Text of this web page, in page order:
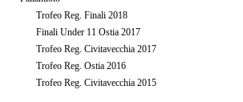
Trofeo Reg. Finali 2018
Finali Under 11 Ostia 2017
Trofeo Reg. Civitavecchia 2017
Trofeo Reg. Ostia 2016
Trofeo Reg. Civitavecchia 2015